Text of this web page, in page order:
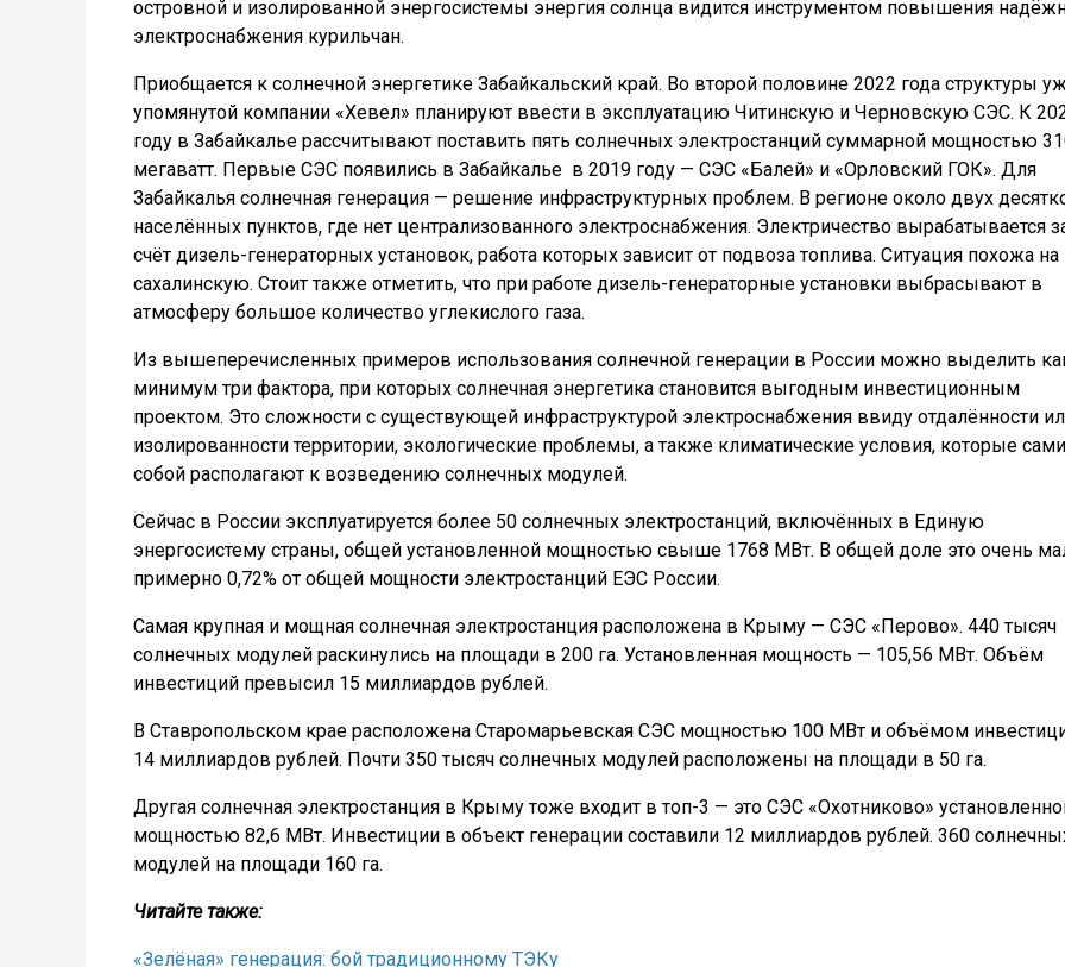
островной и изолированной энергосистемы энергия солнца видится инструментом повышения
электроснабжения курильчан.
Приобщается к солнечной энергетике Забайкальский край. Во второй половине 2022 года структуры
упомянутой компании «Хевел» планируют ввести в эксплуатацию Читинскую и Черновскую СЭС. К
году в Забайкалье рассчитывают поставить пять солнечных электростанций суммарной мощностью
мегаватт. Первые СЭС появились в Забайкалье в 2019 году — СЭС «Балей» и «Орловский ГОК». Для
Забайкалья солнечная генерация — решение инфраструктурных проблем. В регионе около двух
населённых пунктов, где нет централизованного электроснабжения. Электричество вырабатывается
счёт дизель-генераторных установок, работа которых зависит от подвоза топлива. Ситуация похожа на
сахалинскую. Стоит также отметить, что при работе дизель-генераторные установки выбрасывают в
атмосферу большое количество углекислого газа.
Из вышеперечисленных примеров использования солнечной генерации в России можно выделить
минимум три фактора, при которых солнечная энергетика становится выгодным инвестиционным
проектом. Это сложности с существующей инфраструктурой электроснабжения ввиду отдалённости
изолированности территории, экологические проблемы, а также климатические условия, которые сами
собой располагают к возведению солнечных модулей.
Сейчас в России эксплуатируется более 50 солнечных электростанций, включённых в Единую
энергосистему страны, общей установленной мощностью свыше 1768 МВт. В общей доле это очень
примерно 0,72% от общей мощности электростанций ЕЭС России.
Самая крупная и мощная солнечная электростанция расположена в Крыму — СЭС «Перово». 440 тысяч
солнечных модулей раскинулись на площади в 200 га. Установленная мощность — 105,56 МВт. Объём
инвестиций превысил 15 миллиардов рублей.
В Ставропольском крае расположена Старомарьевская СЭС мощностью 100 МВт и объёмом
14 миллиардов рублей. Почти 350 тысяч солнечных модулей расположены на площади в 50 га.
Другая солнечная электростанция в Крыму тоже входит в топ-3 — это СЭС «Охотниково»
мощностью 82,6 МВт. Инвестиции в объект генерации составили 12 миллиардов рублей. 360
модулей на площади 160 га.
Читайте также:
«Зелёная» генерация: бой традиционному ТЭКу